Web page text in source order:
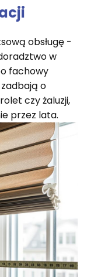
obsługę -
w
fachowy
o
czy żaluzji,
przez lata.